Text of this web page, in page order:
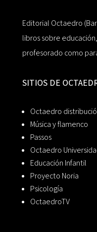
Editorial Octaedro
libros sobre
profesorado como
SITIOS DE
Octaedro
Música y flamenco
Passos
Octaedro
Educación Infantil
Proyecto Noria
Psicología
OctaedroTV